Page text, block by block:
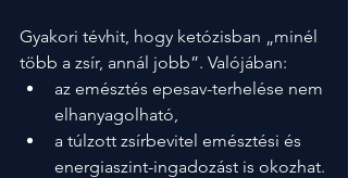
Gyakori tévhit, hogy ketózisban „minél
több a zsír, annál jobb”. Valójában:
az emésztés epesav-terhelése nem
elhanyagolható,
a túlzott zsírbevitel emésztési és
energiaszint-ingadozást is okozhat.